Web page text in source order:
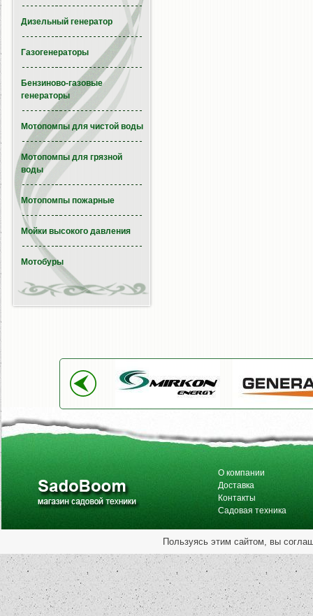
Дизельный генератор
Газогенераторы
Бензиново-газовые
генераторы
Мотопомпы для чистой воды
Мотопомпы для грязной
воды
Мотопомпы пожарные
Мойки высокого давления
Мотобуры
О компании
Доставка
Контакты
Садовая техника
Пользуясь этим сайтом, вы